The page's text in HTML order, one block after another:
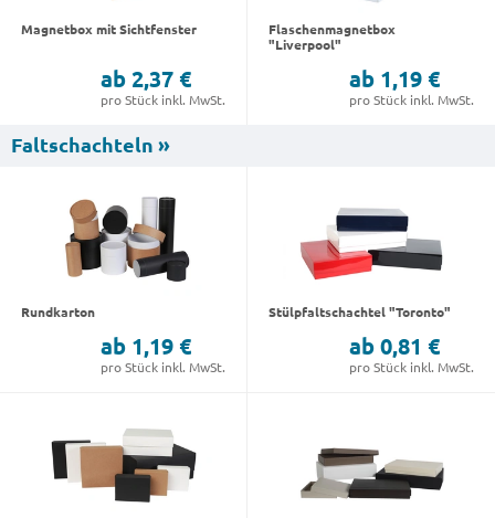
Magnetbox mit Sichtfenster
ab 2,37 €
pro Stück inkl. MwSt.
Flaschenmagnetbox
"Liverpool"
ab 1,19 €
pro Stück inkl. MwSt.
Faltschachteln »
Rundkarton
ab 1,19 €
pro Stück inkl. MwSt.
Stülpfaltschachtel "Toronto"
ab 0,81 €
pro Stück inkl. MwSt.